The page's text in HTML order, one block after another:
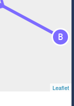
B
Leaflet